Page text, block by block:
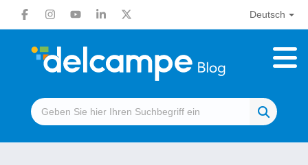
Deutsch